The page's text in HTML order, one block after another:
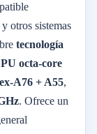
y otros sistemas
tecnología
octa-core
A76 + A55,
. Ofrece un